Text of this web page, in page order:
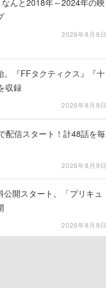
2026年8月9日
。『FFタクティクス』『十
収録
2026年8月9日
配信スタート！計48話を毎
2026年8月9日
公開スタート。「プリキュ
2026年8月9日